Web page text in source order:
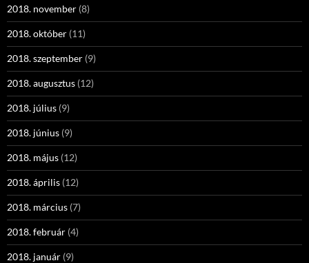
2018. november (8)
2018. október (11)
2018. szeptember (9)
2018. augusztus (12)
2018. július (9)
2018. június (9)
2018. május (12)
2018. április (12)
2018. március (7)
2018. február (4)
2018. január (9)